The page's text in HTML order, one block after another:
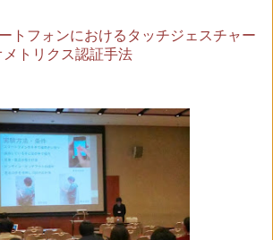
トフォンにおけるタッチジェスチャー
トリクス認証手法